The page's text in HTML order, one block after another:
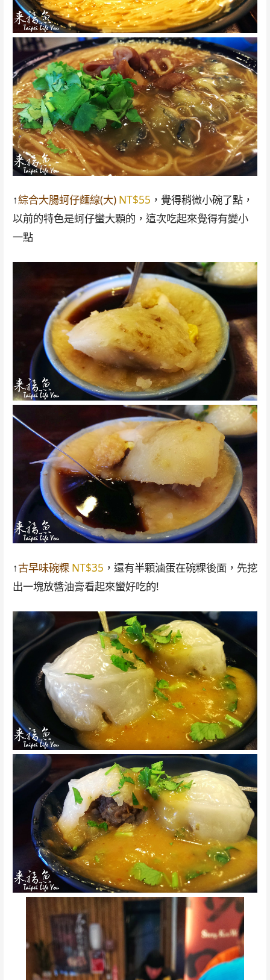
↑綜合大腸蚵仔麵線(大) NT$55 ，覺得稍微小碗了點，
以前的特色是蚵仔蠻大顆的，這次吃起來覺得有變小
一點
↑古早味碗粿 NT$35 ，還有半顆滷蛋在碗粿後面，先挖
出一塊放醬油膏看起來蠻好吃的!